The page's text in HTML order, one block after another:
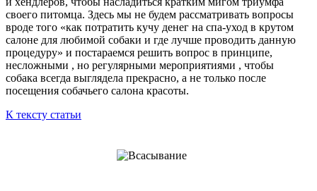
своего питомца. Здесь мы не будем рассматривать вопросы
вроде того «как потратить кучу денег на спа-уход в крутом
салоне для любимой собаки и где лучше проводить данную
процедуру» и постараемся решить вопрос в принципе,
несложными , но регулярными мероприятиями , чтобы
собака всегда выглядела прекрасно, а не только после
посещения собачьего салона красоты.
К тексту статьи